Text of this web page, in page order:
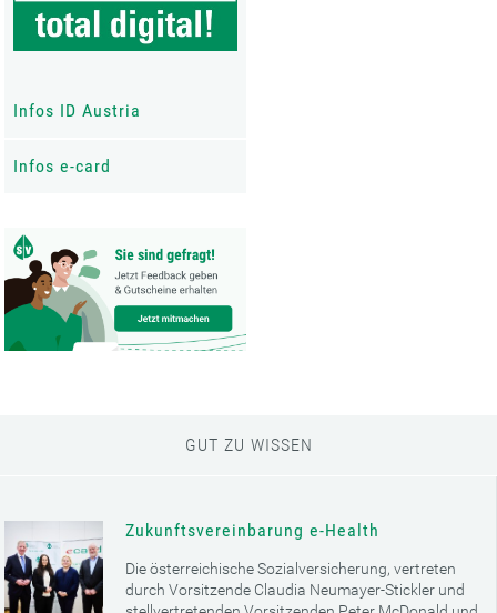
Infos ID Austria
Infos e-card
GUT ZU WISSEN
Zukunftsvereinbarung e-Health
Die österreichische Sozialversicherung, vertreten
durch Vorsitzende Claudia Neumayer-Stickler und